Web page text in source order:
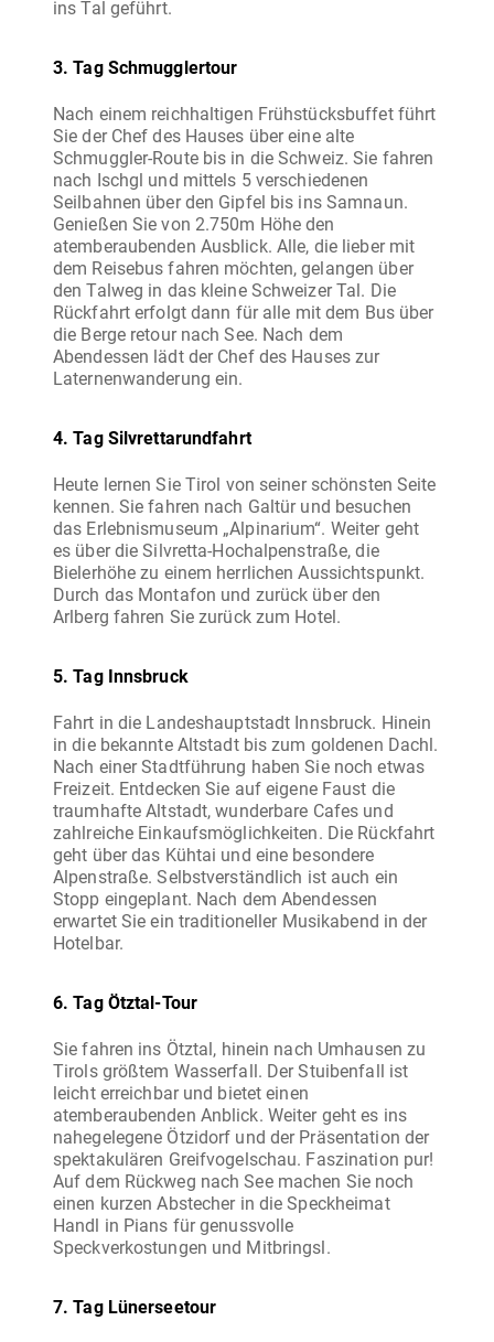
3. Tag Schmugglertour
Nach einem reichhaltigen Frühstücksbuffet führt
Sie der Chef des Hauses über eine alte
Schmuggler-Route bis in die Schweiz. Sie fahren
nach Ischgl und mittels 5 verschiedenen
Seilbahnen über den Gipfel bis ins Samnaun.
Genießen Sie von 2.750m Höhe den
atemberaubenden Ausblick. Alle, die lieber mit
dem Reisebus fahren möchten, gelangen über
den Talweg in das kleine Schweizer Tal. Die
Rückfahrt erfolgt dann für alle mit dem Bus über
die Berge retour nach See. Nach dem
Abendessen lädt der Chef des Hauses zur
4. Tag Silvrettarundfahrt
Heute lernen Sie Tirol von seiner schönsten Seite
kennen. Sie fahren nach Galtür und besuchen
das Erlebnismuseum „Alpinarium“. Weiter geht
es über die Silvretta-Hochalpenstraße, die
Bielerhöhe zu einem herrlichen Aussichtspunkt.
Durch das Montafon und zurück über den
5. Tag Innsbruck
Fahrt in die Landeshauptstadt Innsbruck. Hinein
in die bekannte Altstadt bis zum goldenen Dachl.
Nach einer Stadtführung haben Sie noch etwas
Freizeit. Entdecken Sie auf eigene Faust die
traumhafte Altstadt, wunderbare Cafes und
zahlreiche Einkaufsmöglichkeiten. Die Rückfahrt
geht über das Kühtai und eine besondere
Alpenstraße. Selbstverständlich ist auch ein
Stopp eingeplant. Nach dem Abendessen
erwartet Sie ein traditioneller Musikabend in der
6. Tag Ötztal-Tour
Sie fahren ins Ötztal, hinein nach Umhausen zu
Tirols größtem Wasserfall. Der Stuibenfall ist
leicht erreichbar und bietet einen
atemberaubenden Anblick. Weiter geht es ins
nahegelegene Ötzidorf und der Präsentation der
spektakulären Greifvogelschau. Faszination pur!
Auf dem Rückweg nach See machen Sie noch
einen kurzen Abstecher in die Speckheimat
Handl in Pians für genussvolle
7. Tag Lünerseetour